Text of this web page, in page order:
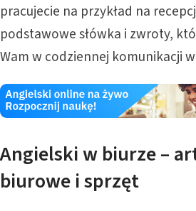
pracujecie na przykład na
podstawowe słówka i zwroty,
Wam w codziennej komunikacji
Angielski w biurze –
biurowe i sprzęt